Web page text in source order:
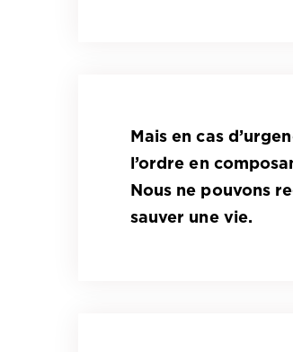
Mais en cas
l’ordre en
Nous ne pouvons
sauver une vie.